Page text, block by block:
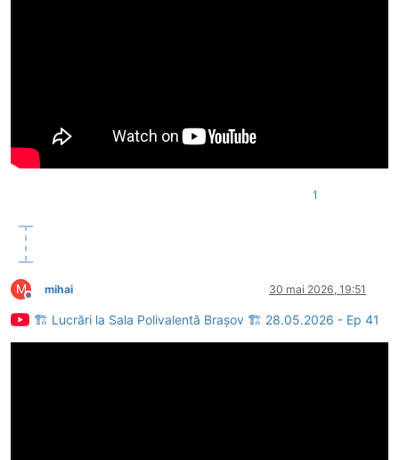
1
M
Deconectat
mihai 30 mai 2026, 19:51
🏗 Lucrări la Sala Polivalentă Brașov 🏗 28.05.2026 - Ep 41